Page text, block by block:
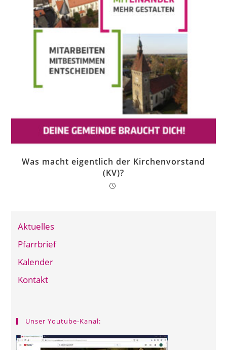
Was macht eigentlich der Kirchenvorstand
(KV)?
Aktuelles
Pfarrbrief
Kalender
Kontakt
Unser Youtube-Kanal: